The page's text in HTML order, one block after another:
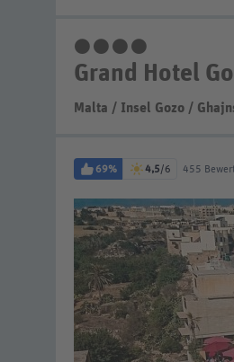
Grand Hotel
Malta / Insel Gozo /
69% 4,5/6 455